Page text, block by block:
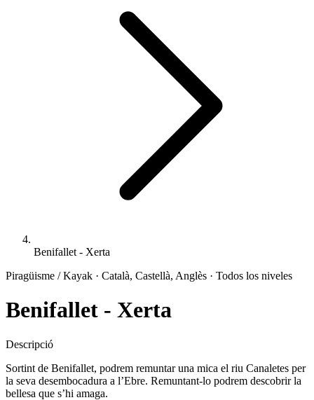
Benifallet - Xerta
Piragüisme / Kayak · Català, Castellà, Anglès · Todos los niveles
Benifallet - Xerta
Descripció
Sortint de Benifallet, podrem remuntar una mica el riu Canaletes per
la seva desembocadura a l’Ebre. Remuntant-lo podrem descobrir la
bellesa que s’hi amaga.